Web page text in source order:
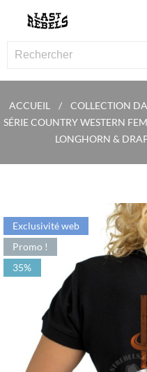
ACCUEIL COLLECTION
SÉRIE COUNTRY WESTERN
LONGHORN &
Exclusivité web
Promo !
35%